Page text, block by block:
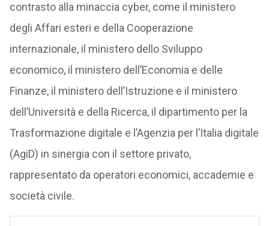
contrasto alla minaccia cyber, come il ministero
degli Affari esteri e della Cooperazione
internazionale, il ministero dello Sviluppo
economico, il ministero dell’Economia e delle
Finanze, il ministero dell’Istruzione e il ministero
dell’Università e della Ricerca, il dipartimento per la
Trasformazione digitale e l’Agenzia per l’Italia digitale
(AgiD) in sinergia con il settore privato,
rappresentato da operatori economici, accademie e
società civile.